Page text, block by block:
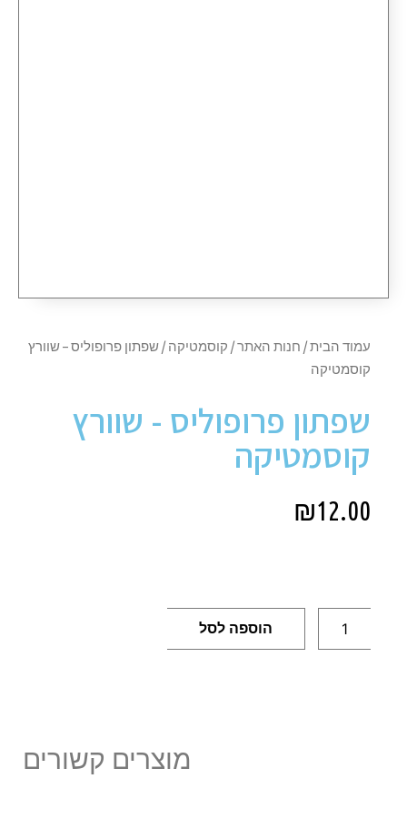
עמוד הבית/ חנות האתר/ קוסמטיקה/ שפתון פרופוליס – שוורץ
קוסמטיקה
שפתון פרופוליס - שוורץ
קוסמטיקה
₪12.00
הוספה לסל
מוצרים קשורים